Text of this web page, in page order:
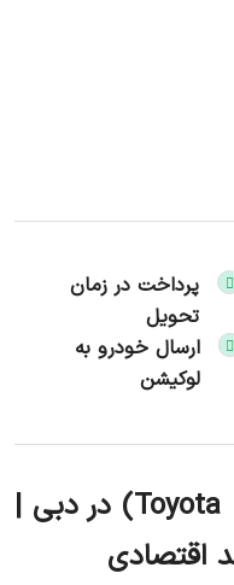
پرداخت در زمان
تحویل
ارسال خودرو به
لوکیشن
اجاره تویوتا راوفور (Toyota RAV4) در دبی |
اقتصادی